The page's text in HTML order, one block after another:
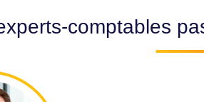
comptables